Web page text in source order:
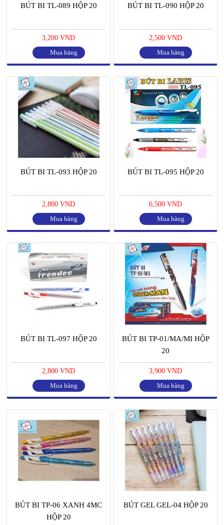
BÚT BI TL-089 HỘP 20
3,200 VND
Mua hàng
BÚT BI TL-090 HỘP 20
2,500 VND
Mua hàng
BÚT BI TL-093 HỘP 20
2,800 VND
Mua hàng
BÚT BI TL-095 HỘP 20
6,500 VND
Mua hàng
BÚT BI TL-097 HỘP 20
2,800 VND
Mua hàng
BÚT BI TP-01/MA/MI HỘP
20
3,900 VND
Mua hàng
BÚT BI TP-06 XANH 4MC
HỘP 20
BÚT GEL GEL-04 HỘP 20